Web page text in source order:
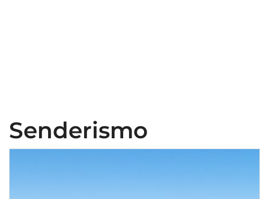
Senderismo